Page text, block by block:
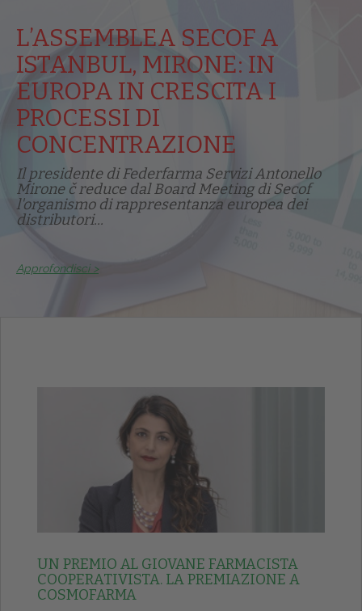
L’ASSEMBLEA SECOF A
ISTANBUL, MIRONE: IN
EUROPA IN CRESCITA I
PROCESSI DI
CONCENTRAZIONE
Il presidente di Federfarma Servizi Antonello
Mirone č reduce dal Board Meeting di Secof
l'organismo di rappresentanza europea dei
distributori...
Approfondisci >
UN PREMIO AL GIOVANE FARMACISTA
COOPERATIVISTA. LA PREMIAZIONE A
COSMOFARMA